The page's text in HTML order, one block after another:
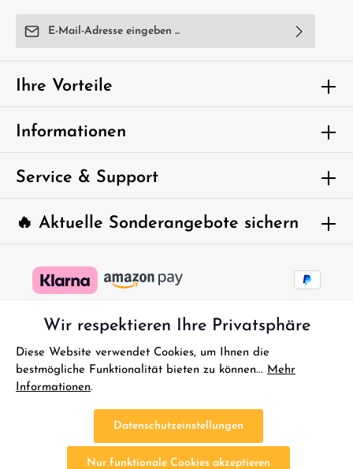
E-Mail-Adresse*
Ich habe dieDatenschutzbestimmungenzur Kenntnis
genommen und die
einverstanden.
Um weiterzugehen, geben Sie die oben
abgebildeten Zeichen ein*
🔥 Aktuelle Sonderangebote sichern
Ihre Vorteile
Informationen
Service & Support
ggf. Nachnahmegebühren, wenn nicht anders angegeben.
Wir respektieren Ihre Privatsphäre
Diese Website verwendet Cookies, um Ihnen die
bestmögliche Funktionalität bieten zu können... Mehr
Informationen.
Datenschutzeinstellungen
Nur funktionale Cookies akzeptieren